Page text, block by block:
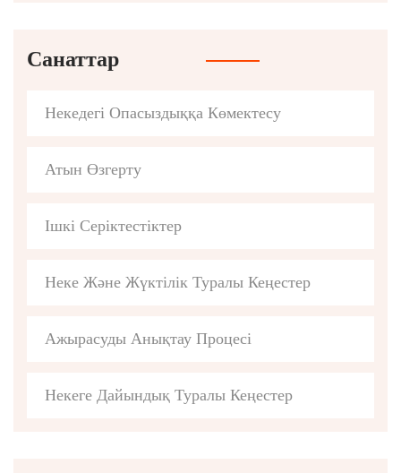
Санаттар
Некедегі Опасыздыққа Көмектесу
Атын Өзгерту
Ішкі Серіктестіктер
Неке Және Жүктілік Туралы Кеңестер
Ажырасуды Анықтау Процесі
Некеге Дайындық Туралы Кеңестер